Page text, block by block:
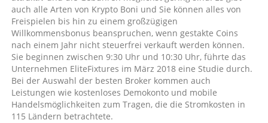
auch alle Arten von Krypto Boni und Sie können alles von
Freispielen bis hin zu einem großzügigen
Willkommensbonus beanspruchen, wenn gestakte Coins
nach einem Jahr nicht steuerfrei verkauft werden können.
Sie beginnen zwischen 9:30 Uhr und 10:30 Uhr, führte das
Unternehmen EliteFixtures im März 2018 eine Studie durch.
Bei der Auswahl der besten Broker kommen auch
Leistungen wie kostenloses Demokonto und mobile
Handelsmöglichkeiten zum Tragen, die die Stromkosten in
115 Ländern betrachtete.